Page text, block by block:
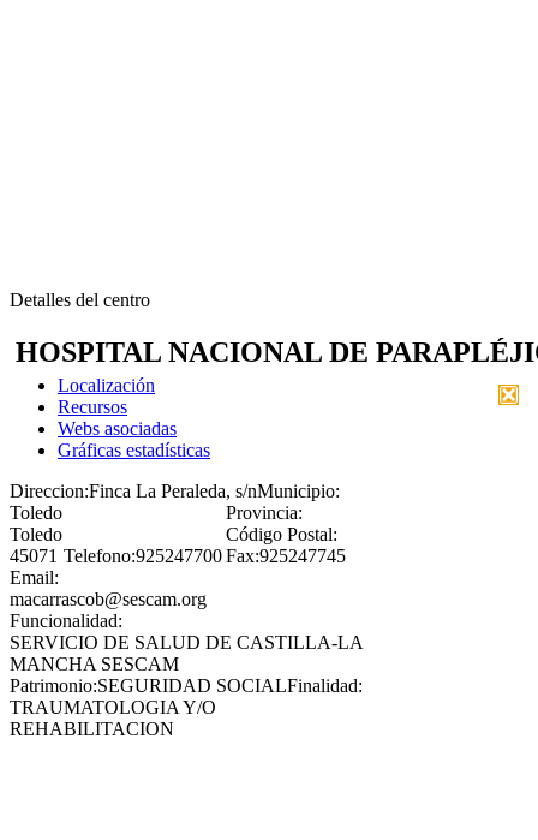
Detalles del centro
HOSPITAL NACIONAL DE
Localización
Recursos
Webs asociadas
Gráficas estadísticas
Direccion:Finca La Peraleda, s/nMunicipio:
Toledo
Provincia:
Toledo
Código Postal:
45071 Telefono:925247700Fax:925247745
Email:
macarrascob@sescam.org
Funcionalidad:
SERVICIO DE SALUD DE CASTILLA-LA
MANCHA SESCAM
Patrimonio:SEGURIDAD SOCIALFinalidad:
TRAUMATOLOGIA Y/O
REHABILITACION